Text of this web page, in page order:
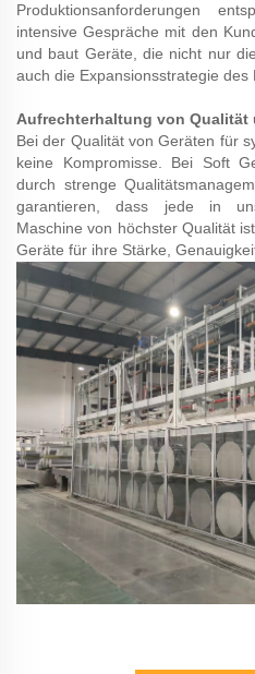
Produktionsanforderungen
intensive Gespräche mit den
und baut Geräte, die nicht nur
auch die Expansionsstrategie des
Aufrechterhaltung von Qualität
Bei der Qualität von Geräten für
keine Kompromisse. Bei Soft
durch strenge
garantieren, dass jede in
Maschine von höchster Qualität
Geräte für ihre Stärke,